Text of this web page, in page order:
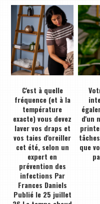
C'est à quelle
fréquence (et à la
température
exacte) vous devez
laver vos draps et
vos taies d'oreiller
cet été, selon un
expert en
prévention des
infections Par
Frances Daniels
Publié le 25 juillet
d'un
que